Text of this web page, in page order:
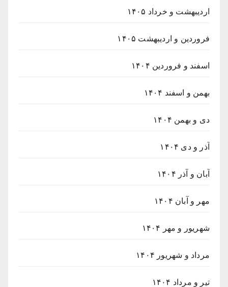
اردیبهشت و خرداد ۱۴۰۵
فروردین و اردیبهشت ۱۴۰۵
اسفند و فروردین ۱۴۰۴
بهمن و اسفند ۱۴۰۴
دی و بهمن ۱۴۰۴
آذر و دی ۱۴۰۴
آبان و آذر ۱۴۰۴
مهر و آبان ۱۴۰۴
شهریور و مهر ۱۴۰۴
مرداد و شهریور ۱۴۰۴
تیر و مرداد ۱۴۰۴